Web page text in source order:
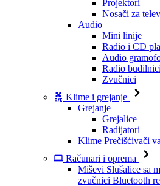
Projektori
Nosači za
Audio
Mini linije
Radio i CD
Audio
Radio budilnici
Zvučnici
Klime i grejanje
Grejanje
Grejalice
Radijatori
Klime Prečišćivači
Računari i oprema
Miševi Slušalice sa
zvučnici Bluetooth